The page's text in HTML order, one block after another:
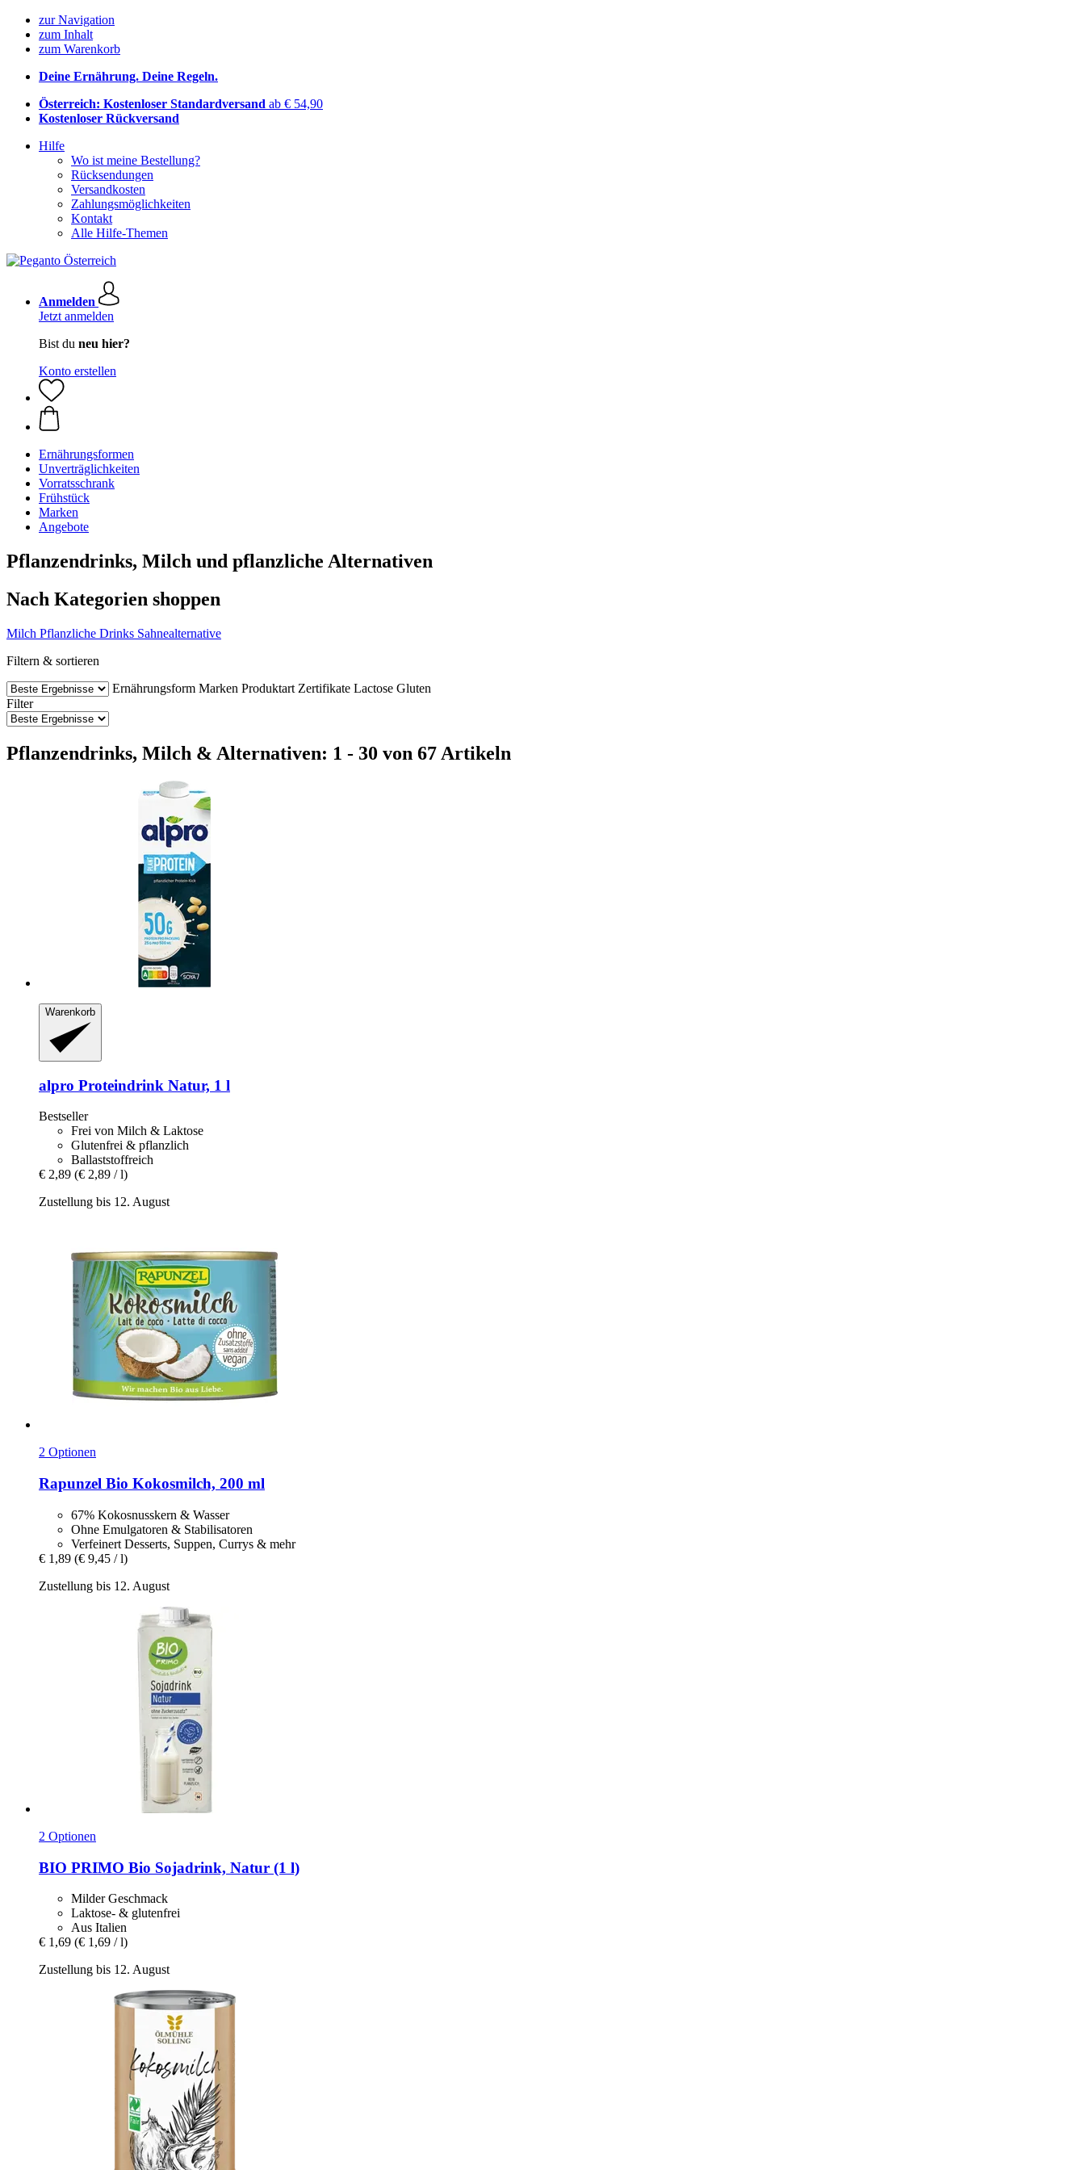
zur Navigation
zum Inhalt
zum Warenkorb
Deine Ernährung. Deine Regeln.
Österreich: Kostenloser Standardversand ab € 54,90
Kostenloser Rückversand
Hilfe
Wo ist meine Bestellung?
Rücksendungen
Versandkosten
Zahlungsmöglichkeiten
Kontakt
Alle Hilfe-Themen
Anmelden
Jetzt anmelden
Bist du neu hier?
Konto erstellen
Ernährungsformen
Unverträglichkeiten
Vorratsschrank
Frühstück
Marken
Angebote
Pflanzendrinks, Milch und pflanzliche Alternativen
Nach Kategorien shoppen
Milch Pflanzliche Drinks Sahnealternative
Filtern & sortieren
Ernährungsform Marken Produktart Zertifikate Lactose Gluten
Filter
Pflanzendrinks, Milch & Alternativen: 1 - 30 von 67 Artikeln
Warenkorb
alpro Proteindrink Natur, 1 l
Bestseller
Frei von Milch & Laktose
Glutenfrei & pflanzlich
Ballaststoffreich
€ 2,89 (€ 2,89 / l)
Zustellung bis 12. August
2 Optionen
Rapunzel Bio Kokosmilch, 200 ml
67% Kokosnusskern & Wasser
Ohne Emulgatoren & Stabilisatoren
Verfeinert Desserts, Suppen, Currys & mehr
€ 1,89 (€ 9,45 / l)
Zustellung bis 12. August
2 Optionen
BIO PRIMO Bio Sojadrink, Natur (1 l)
Milder Geschmack
Laktose- & glutenfrei
Aus Italien
€ 1,69 (€ 1,69 / l)
Zustellung bis 12. August